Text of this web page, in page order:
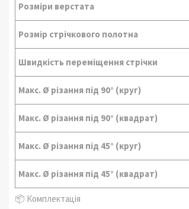
Розміри верстата
Розмір стрічкового полотна
Швидкість переміщення стрічки
Макс. Ø різання під 90° (круг)
Макс. Ø різання під 90° (квадрат)
Макс. Ø різання під 45° (круг)
Макс. Ø різання під 45° (квадрат)
📦 Комплектація